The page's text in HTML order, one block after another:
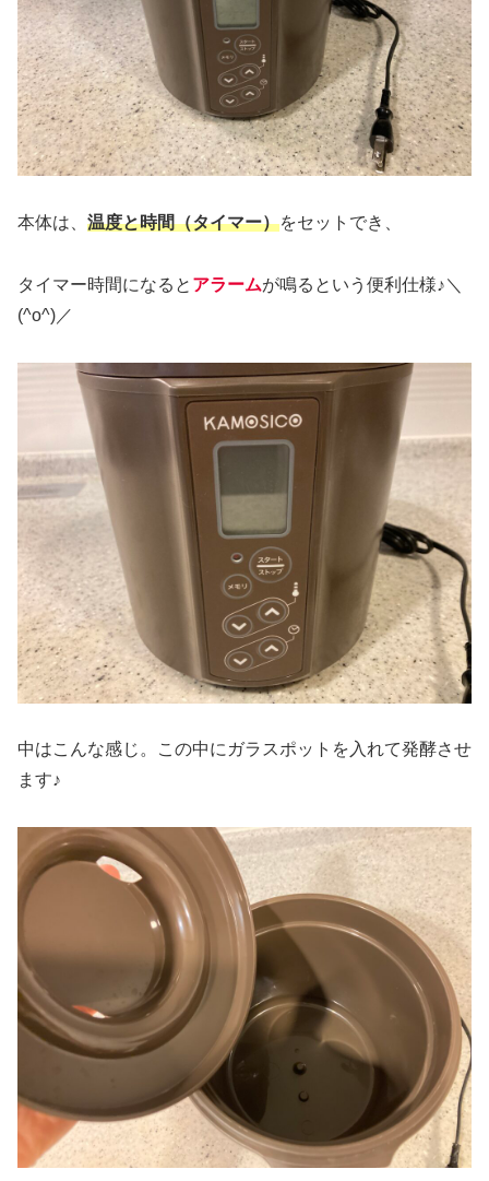
本体は、 温度と時間（タイマー）をセットでき、
タイマー時間になると アラームが鳴るという便利仕様♪＼
(^o^)／
中はこんな感じ。この中にガラスポットを入れて発酵させ
ます♪